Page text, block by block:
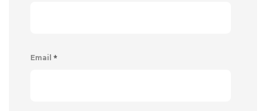
Email *